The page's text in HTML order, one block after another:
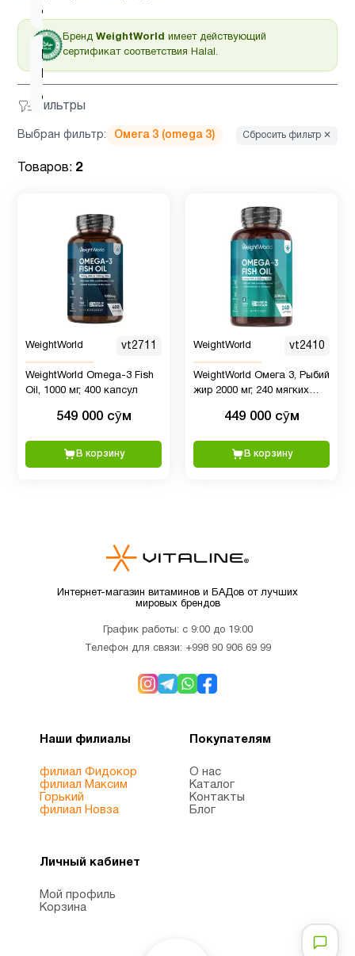
Бренд WeightWorld имеет действующий
сертификат соответствия Halal.
Фильтры
детей
Витамин
D для
детей
2
Витамин
Билоба
1
Детская
омега 3
2
Детская
омега 3
, Рыбий
похудения
Женщинам
Здоровый
сон
1
Иммунитет 7
Инозитол
Выбран фильтр: Омега 3 (omega 3) Сбросить фильтр ✕
Товаров: 2
WeightWorld vt2711
WeightWorld Omega-3 Fish
Oil, 1000 мг, 400 капсул
549 000 сӯм
В корзину
WeightWorld vt2410
WeightWorld Омега 3, Рыбий
жир 2000 мг, 240 мягких
449 000 сӯм
В корзину
Интернет-магазин витаминов и БАДов от лучших
мировых брендов
График работы: с 9:00 до 19:00
Телефон для связи: +998 90 906 69 99
Наши филиалы
филиал Фидокор
филиал Максим
Горький
филиал Новза
Покупателям
О нас
Каталог
Контакты
Блог
Личный кабинет
Мой профиль
Корзина